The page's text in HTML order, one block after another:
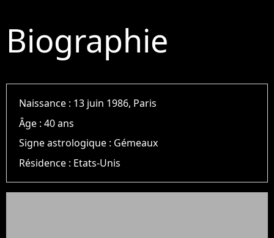
Biographie
Naissance : 13 juin 1986, Paris
Âge :40 ans
Signe astrologique : Gémeaux
Résidence : Etats-Unis